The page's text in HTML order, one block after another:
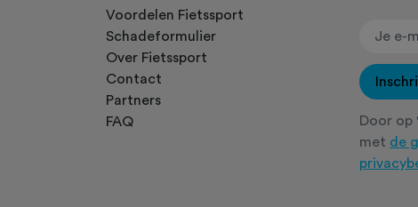
Voordelen Fietssport
Schadeformulier
Over Fietssport
Contact
Partners
FAQ
Door op
met de